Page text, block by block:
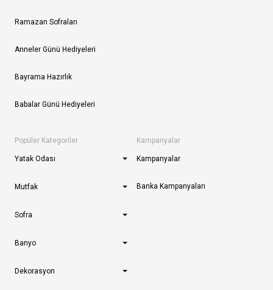
Ramazan Sofraları
Anneler Günü Hediyeleri
Bayrama Hazırlık
Babalar Günü Hediyeleri
Popüler Kategoriler
Yatak Odası
Mutfak
Sofra
Banyo
Dekorasyon
Kampanyalar
Kampanyalar
Banka Kampanyaları